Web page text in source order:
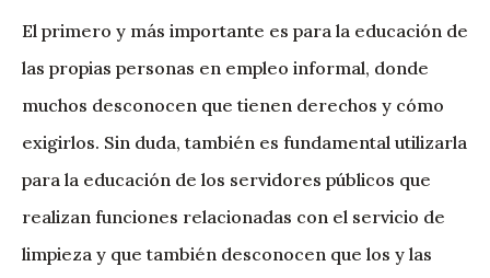
El primero y más importante es para la educación de
las propias personas en empleo informal, donde
muchos desconocen que tienen derechos y cómo
exigirlos. Sin duda, también es fundamental utilizarla
para la educación de los servidores públicos que
realizan funciones relacionadas con el servicio de
limpieza y que también desconocen que los y las